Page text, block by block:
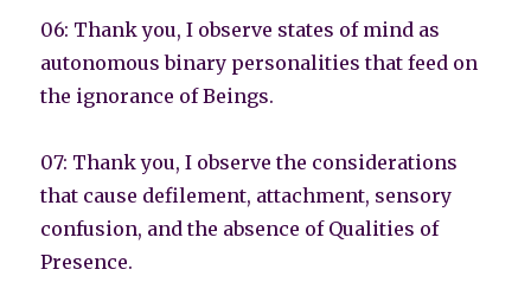
06: Thank you, I observe states of mind as
autonomous binary personalities that feed on
the ignorance of Beings.
07: Thank you, I observe the considerations
that cause defilement, attachment, sensory
confusion, and the absence of Qualities of
Presence.